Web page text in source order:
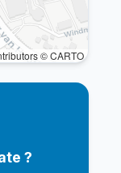
© CARTO
?